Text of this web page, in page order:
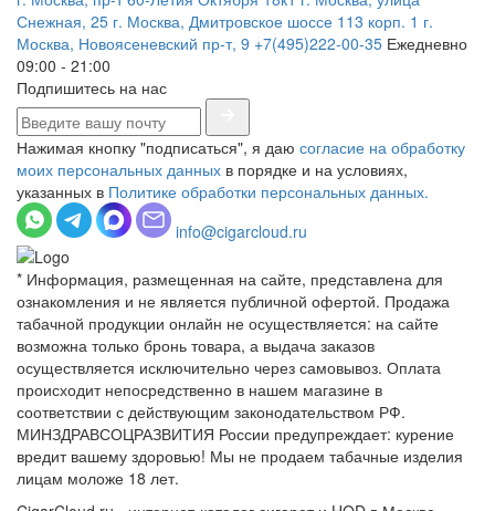
Снежная, 25 г. Москва, Дмитровское шоссе 113 корп. 1 г.
Москва, Новоясеневский пр-т, 9 +7(495)222-00-35 Ежедневно
09:00 - 21:00
Подпишитесь на нас
Нажимая кнопку "подписаться", я даю согласие на обработку
моих персональных данных в порядке и на условиях,
указанных в Политике обработки персональных данных.
info@cigarcloud.ru
* Информация, размещенная на сайте, представлена для
ознакомления и не является публичной офертой. Продажа
табачной продукции онлайн не осуществляется: на сайте
возможна только бронь товара, а выдача заказов
осуществляется исключительно через самовывоз. Оплата
происходит непосредственно в нашем магазине в
соответствии с действующим законодательством РФ.
МИНЗДРАВСОЦРАЗВИТИЯ России предупреждает: курение
вредит вашему здоровью! Мы не продаем табачные изделия
лицам моложе 18 лет.